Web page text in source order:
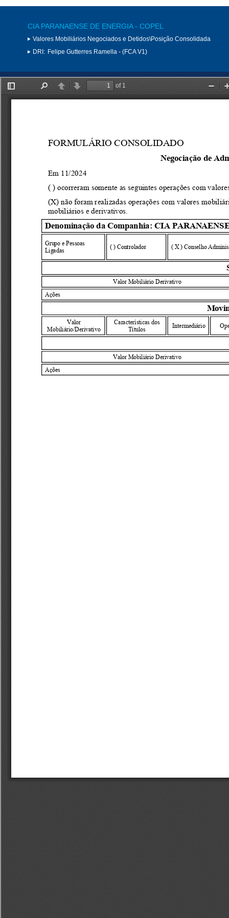
CIA PARANAENSE DE ENERGIA - COPEL
Valores Mobiliários Negociados e Detidos\Posição Consolidada
DRI: Felipe Gutterres Ramella - (FCA V1)